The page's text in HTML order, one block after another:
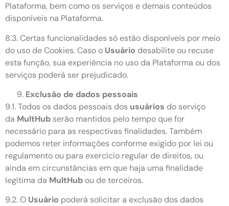
Plataforma, bem como os serviços e demais conteúdos
disponíveis na Plataforma.
8.3. Certas funcionalidades só estão disponíveis por meio
do uso de Cookies. Caso o Usuário desabilite ou recuse
esta função, sua experiência no uso da Plataforma ou dos
serviços poderá ser prejudicado.
Exclusão de dados pessoais
9.1. Todos os dados pessoais dos usuários do serviço
da MultHub serão mantidos pelo tempo que for
necessário para as respectivas finalidades. Também
podemos reter informações conforme exigido por lei ou
regulamento ou para exercício regular de direitos, ou
ainda em circunstâncias em que haja uma finalidade
legítima da MultHub ou de terceiros.
9.2. O Usuário poderá solicitar a exclusão dos dados